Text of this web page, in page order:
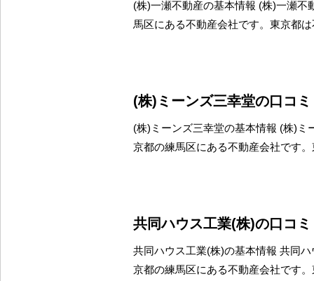
(株)一瀬不動産の基本情報 (株)一瀬不
馬区にある不動産会社です。東京都
(株)ミーンズ三幸堂の口コ
(株)ミーンズ三幸堂の基本情報 (株)ミ
京都の練馬区にある不動産会社です
共同ハウス工業(株)の口コ
共同ハウス工業(株)の基本情報 共同
京都の練馬区にある不動産会社です